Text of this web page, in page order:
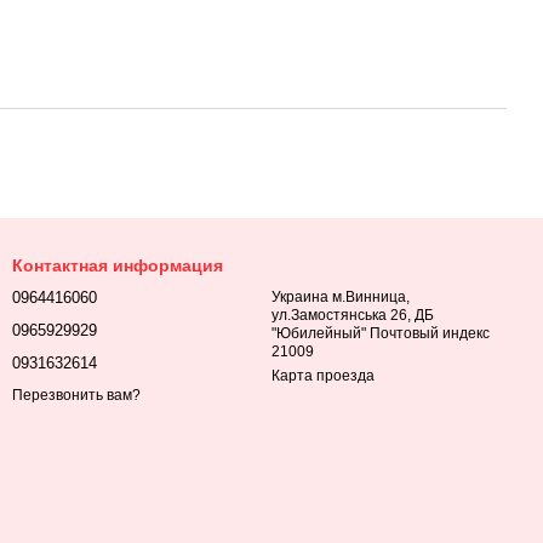
Контактная информация
0964416060
0965929929
0931632614
Перезвонить вам?
Украина м.Винница,
ул.Замостянська 26, ДБ
"Юбилейный" Почтовый индекс
21009
Карта проезда